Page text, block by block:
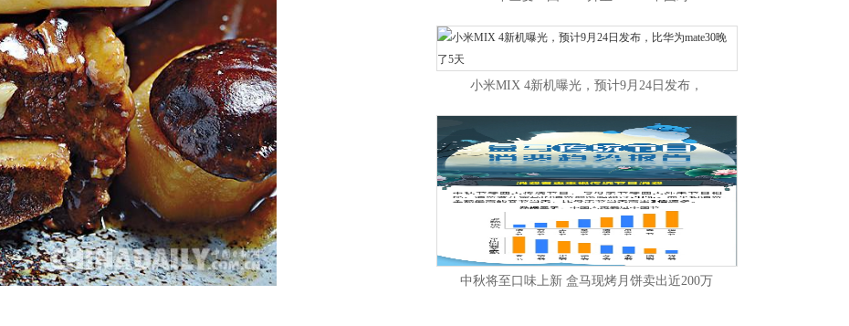
小米MIX 4新机曝光，预计9月24日发布，
中秋将至口味上新 盒马现烤月饼卖出近200万